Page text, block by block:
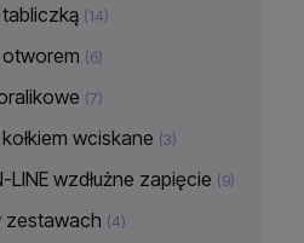
(14)
(6)
(7)
wciskane (3)
LINE wzdłużne zapięcie (9)
zestawach (4)